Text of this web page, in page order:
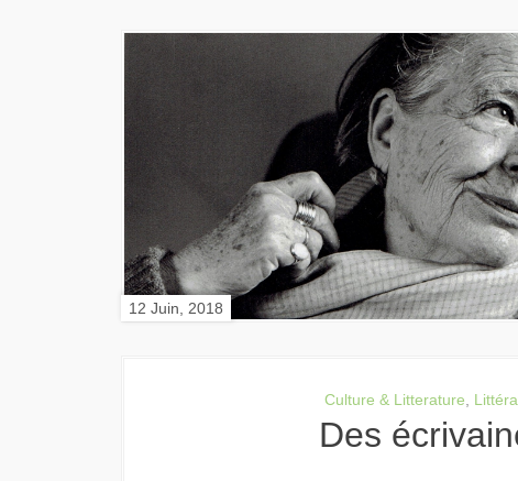
12 Juin, 2018
Culture & Litterature
Des